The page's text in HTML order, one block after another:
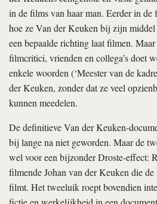
in de films van haar man. Eerder in
hoe ze Van der Keuken bij zijn
een bepaalde richting laat filmen. Maar
filmcritici, vrienden en collega’s doet
enkele woorden (‘Meester van de
der Keuken, zonder dat ze veel
kunnen meedelen.
De definitieve Van der Keuken-
bij lange na niet geworden. Maar de
wel voor een bijzonder Droste-effect:
filmende Johan van der Keuken die de
filmt. Het tweeluik roept bovendien